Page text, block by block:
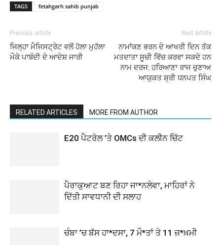
TAGS fetahgarh sahib punjab
Previous article
ਜਿਲ੍ਹਾ ਮੈਜਿਸਟ੍ਰੇਟ ਵਲੋਂ ਹੋਲਾ ਮੁਹੱਲਾ
ਮੌਕੇ ਪਾਬੰਦੀ ਦੇ ਆਦੇਸ਼ ਜਾਰੀ
Next article
ਨਾਮਾਂਕਣ ਭਰਨ ਦੇ ਆਖਰੀ ਦਿਨ ਤੱਕ
ਮਤਦਾਤਾ ਸੂਚੀ ਵਿੱਚ ਕਰਵਾ ਸਕਦੇ ਹਨ
ਨਾਮ ਦਰਜ: ਹਰਿਆਣਾ ਰਾਜ ਚੁਣਾਅ
ਆਯੁਕਤ ਸ਼੍ਰੀ ਧਨਪਤ ਸਿੰਘ
RELATED ARTICLES MORE FROM AUTHOR
E20 ਪੈਟਰੋਲ ’ਤੇ OMCs ਦੀ ਕਲੀਨ ਚਿੱਟ
ਪੈਰਾਕੁਆਟ ਬਣ ਰਿਹਾ ਜਾ*ਨਲੇਵਾ, ਮਾਹਿਰਾਂ ਨੇ
ਦਿੱਤੀ ਸਾਵਧਾਨੀ ਦੀ ਸਲਾਹ
ਚੰਬਾ ’ਚ ਬੱਸ ਹਾ*ਦਸਾ, 7 ਮੌ*ਤਾਂ ਤੇ 11 ਜ਼*ਖ਼ਮੀ